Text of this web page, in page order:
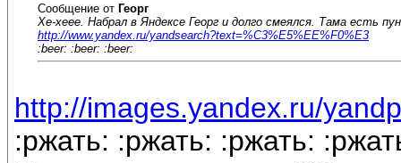
Сообщение от Георг
Хе-хеее. Набрал в Яндексе Георг и долго смеялся. Тама есть
http://www.yandex.ru/yandsearch?text=%C3%E5%EE%F0%E3
:beer: :beer: :beer:
http://images.yandex.ru/
:ржать: :ржать: :ржать: